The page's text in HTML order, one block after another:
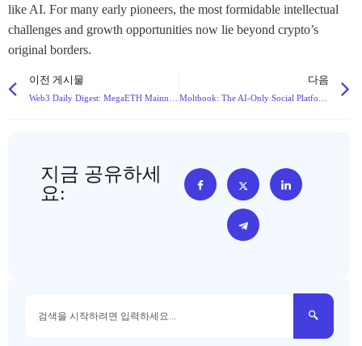
like AI. For many early pioneers, the most formidable intellectual
challenges and growth opportunities now lie beyond crypto’s
original borders.
이전 게시물 다음
지금 공유하세
요: